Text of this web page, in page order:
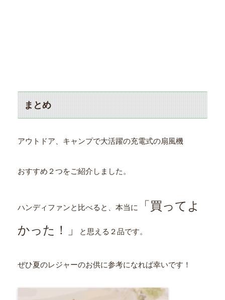
まとめ
アウトドア、キャンプで大活躍の充電式の扇風機
おすすめ２つをご紹介しました。
ハンディファンと比べると、本当に
「買ってよ
かった！」
と思える２品です。
ぜひ夏のレジャーのお供に参考になれば幸いです！